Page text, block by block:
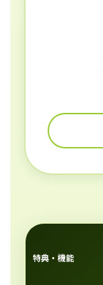
特典・機能